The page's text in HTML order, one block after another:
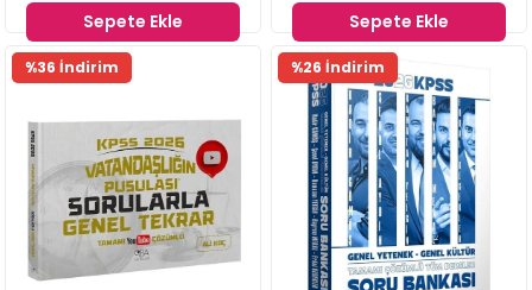
Sepete Ekle Sepete Ekle
%36 İndirim
Fırsat
Ürünü
%26 İndirim